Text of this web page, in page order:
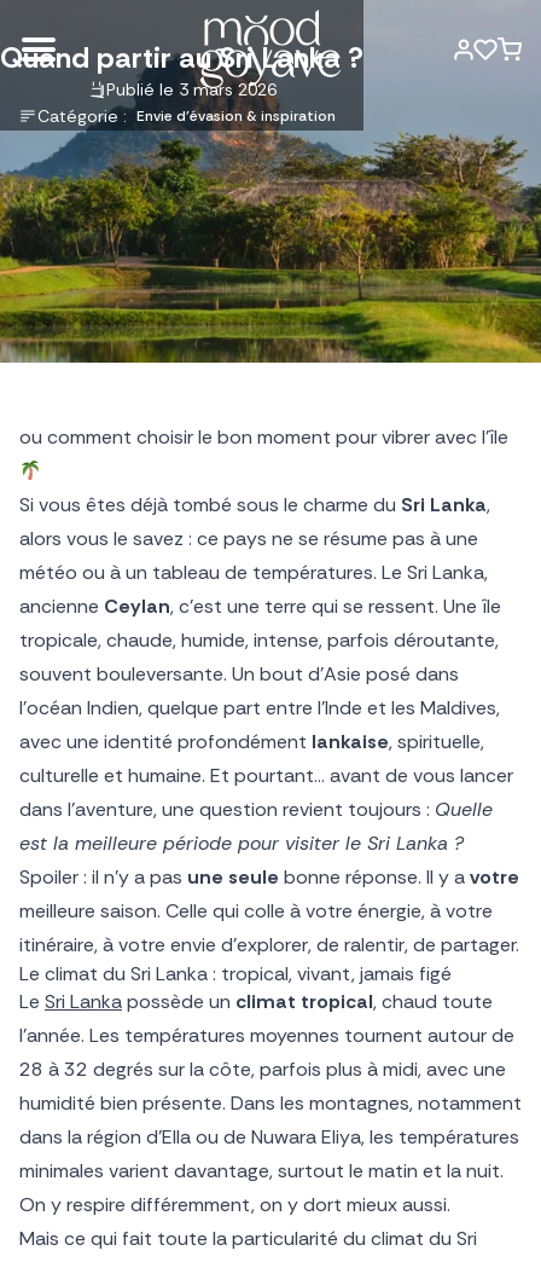
Quand partir au Sri Lanka ?
Publié le 3 mars 2026
Catégorie : Envie d'évasion & inspiration
ou comment choisir le bon moment pour vibrer avec l’île
Si vous êtes déjà tombé sous le charme du Sri Lanka,
alors vous le savez : ce pays ne se résume pas à une
météo ou à un tableau de températures. Le Sri Lanka,
ancienne Ceylan, c’est une terre qui se ressent. Une île
tropicale, chaude, humide, intense, parfois déroutante,
souvent bouleversante. Un bout d’Asie posé dans
l’océan Indien, quelque part entre l’Inde et les Maldives,
avec une identité profondément lankaise, spirituelle,
culturelle et humaine. Et pourtant… avant de vous lancer
dans l’aventure, une question revient toujours : Quelle
est la meilleure période pour visiter le Sri Lanka ?
Spoiler : il n’y a pas une seule bonne réponse. Il y avotre
meilleure saison. Celle qui colle à votre énergie, à votre
itinéraire, à votre envie d’explorer, de ralentir, de partager.
Le climat du Sri Lanka : tropical, vivant, jamais figé
Le Sri Lankapossède un climat tropical, chaud toute
l’année. Les températures moyennes tournent autour de
28 à 32 degrés sur la côte, parfois plus à midi, avec une
humidité bien présente. Dans les montagnes, notamment
dans la région d’Ella ou de Nuwara Eliya, les températures
minimales varient davantage, surtout le matin et la nuit.
On y respire différemment, on y dort mieux aussi.
Mais ce qui fait toute la particularité du climat du Sri